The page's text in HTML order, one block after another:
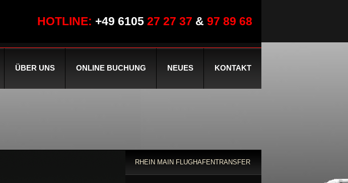
HOTLINE: +49 6105 27 27 37 & 97 89 68
ÜBER UNS ONLINE BUCHUNG NEUES KONTAKT
RHEIN MAIN FLUGHAFENTRANSFER